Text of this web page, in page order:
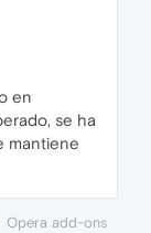
en
se ha
mantiene
Opera add-ons